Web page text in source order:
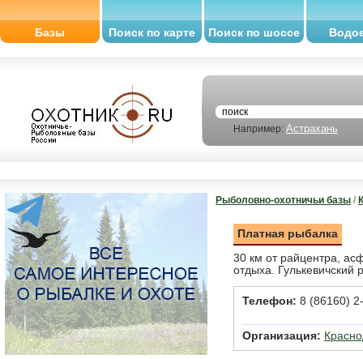
Базы Поиск по карте Поиск по шоссе
Например: Астрахань
Рыболовно-охотничьи базы /
Платная рыбалка
30 км от райцентра,
отдыха. Гулькевичский
Телефон: 8 (86160)
Организация: